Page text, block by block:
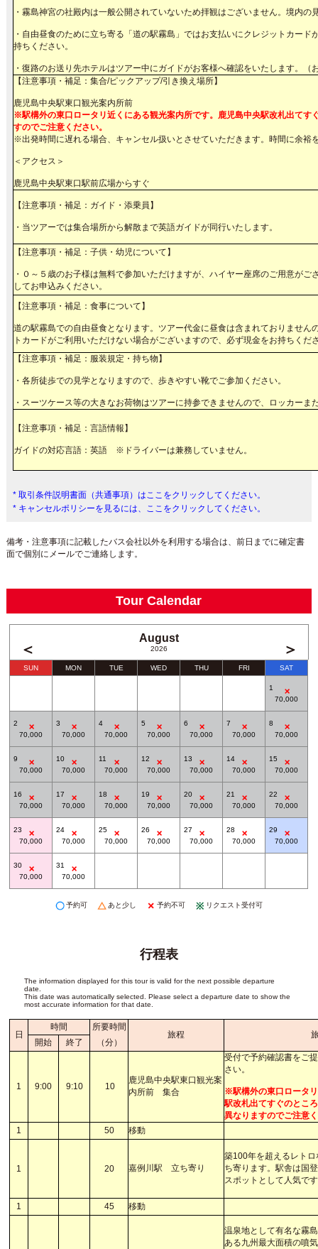
・霧島神宮の社殿内は一般公開されていないため拝観はございません。境内の
・自由昼食のために立ち寄る「道の駅霧島」ではお支払いにクレジットカー
持ちください。
・復路のお送り先ホテルはツアー中にガイドがお客様へ確認をいたします。
【注意事項・補足：集合/ピックアップ/引き換え場所】
鹿児島中央駅東口観光案内所前
※駅構外の東口ロータリ近くにある観光案内所です。鹿児島中央駅改札出てす
すのでご注意ください。
※出発時間に遅れる場合、キャンセル扱いとさせていただきます。時間に余裕
＜アクセス＞
鹿児島中央駅東口駅前広場からすぐ
【注意事項・補足：ガイド・添乗員】
・当ツアーでは集合場所から解散まで英語ガイドが同行いたします。
【注意事項・補足：子供・幼児について】
・０～５歳のお子様は無料で参加いただけますが、ハイヤー座席のご用意が
してお申込みください。
【注意事項・補足：食事について】
道の駅霧島での自由昼食となります。ツアー代金に昼食は含まれておりませ
トカードがご利用いただけない場合がございますので、必ず現金をお持ちくだ
【注意事項・補足：服装規定・持ち物】
・各所徒歩での見学となりますので、歩きやすい靴でご参加ください。
・スーツケース等の大きなお荷物はツアーに持参できませんので、ロッカー
【注意事項・補足：言語情報】
ガイドの対応言語：英語 ※ドライバーは兼務していません。
* 取引条件説明書面（共通事項）はここをクリックしてください。
* キャンセルポリシーを見るには、ここをクリックしてください。
備考・注意事項に記載したバス会社以外を利用する場合は、前日までに確定書
面で個別にメールでご連絡します。
Tour Calendar
August
2026
＜ ＞
SUN MON TUE WED THU FRI SAT
1
70,000
2
70,000
3
70,000
4
70,000
5
70,000
6
70,000
7
70,000
8
70,000
9
70,000
10
70,000
11
70,000
12
70,000
13
70,000
14
70,000
15
70,000
16
70,000
17
70,000
18
70,000
19
70,000
20
70,000
21
70,000
22
70,000
23
70,000
24
70,000
25
70,000
26
70,000
27
70,000
28
70,000
29
70,000
30
70,000
31
70,000
予約可 あと少し 予約不可 リクエスト受付可
行程表
The information displayed for this tour is valid for the next possible departure
date.
This date was automatically selected. Please select a departure date to show the
most accurate information for that date.
日
時間 所要時間
旅程
開始 終了 （分）
1 9:00 9:10 10
鹿児島中央駅東口観光案
内所前 集合
受付で予約確認書をご
さい。
※駅構外の東口ロータ
駅改札出てすぐのとこ
異なりますのでご注意
1
50 移動
1 20 嘉例川駅 立ち寄り
築100年を超えるレト
ち寄ります。駅舎は国
スポットとして人気で
1 45 移動
温泉地として有名な霧
ある九州最大面積の噴